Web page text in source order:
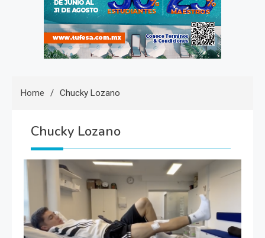
Home Chucky Lozano
Chucky Lozano